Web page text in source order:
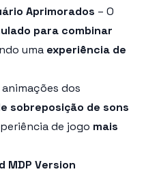
Aprimorados – O
para combinar
uma experiência de
animações dos
sobreposição de sons
de jogo mais
MDP Version